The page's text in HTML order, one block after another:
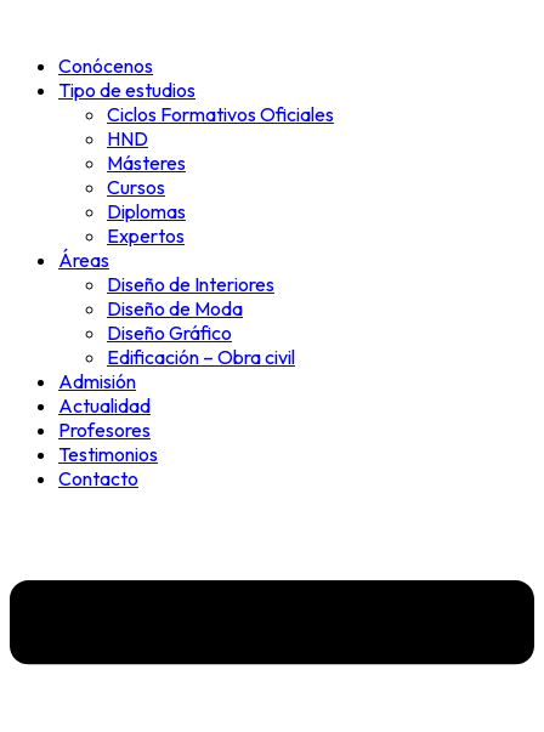
contenidoConócenos
Tipo de estudios
Ciclos Formativos Oficiales
HND
Másteres
Cursos
Diplomas
Expertos
Áreas
Diseño de Interiores
Diseño de Moda
Diseño Gráfico
Edificación – Obra civil
Admisión
Actualidad
Profesores
Testimonios
Contacto